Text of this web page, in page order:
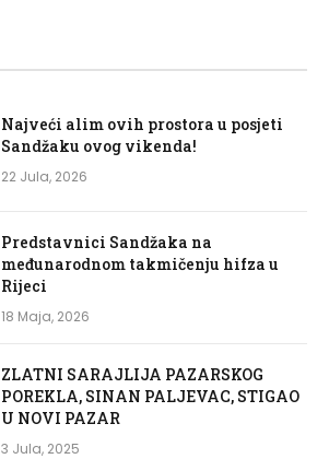
Najveći alim ovih prostora u posjeti
Sandžaku ovog vikenda!
22 Jula, 2026
Predstavnici Sandžaka na
međunarodnom takmičenju hifza u
Rijeci
18 Maja, 2026
ZLATNI SARAJLIJA PAZARSKOG
POREKLA, SINAN PALJEVAC, STIGAO
U NOVI PAZAR
3 Jula, 2025